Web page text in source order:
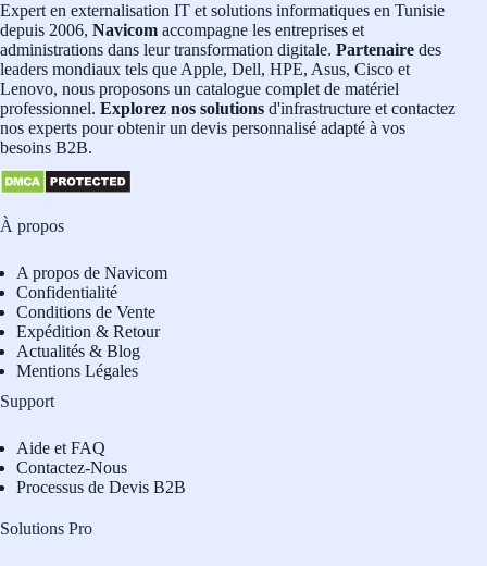
Expert en externalisation IT et solutions informatiques en Tunisie
depuis 2006, Navicom accompagne les entreprises et
administrations dans leur transformation digitale. Partenaire des
leaders mondiaux tels que Apple, Dell, HPE, Asus, Cisco et
Lenovo, nous proposons un catalogue complet de matériel
professionnel. Explorez nos solutions d'infrastructure et contactez
nos experts pour obtenir un devis personnalisé adapté à vos
besoins B2B.
À propos
A propos de Navicom
Confidentialité
Conditions de Vente
Expédition & Retour
Actualités & Blog
Mentions Légales
Support
Aide et FAQ
Contactez-Nous
Processus de Devis B2B
Solutions Pro